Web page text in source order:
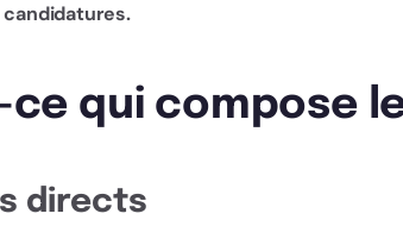
ce qui compose
directs